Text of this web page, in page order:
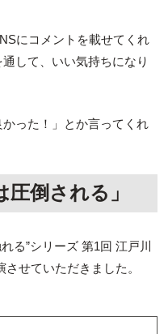
にコメントを載せてくれ
して、いい気持ちになり
った！」とか言ってくれ
圧倒される」
る”シリーズ 第1回 江戸川
せていただきました。